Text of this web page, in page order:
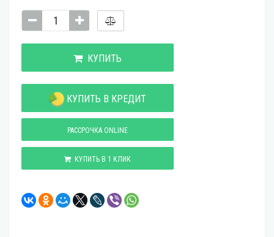
КУПИТЬ
КУПИТЬ В КРЕДИТ
РАССРОЧКА ONLINE
КУПИТЬ В 1 КЛИК